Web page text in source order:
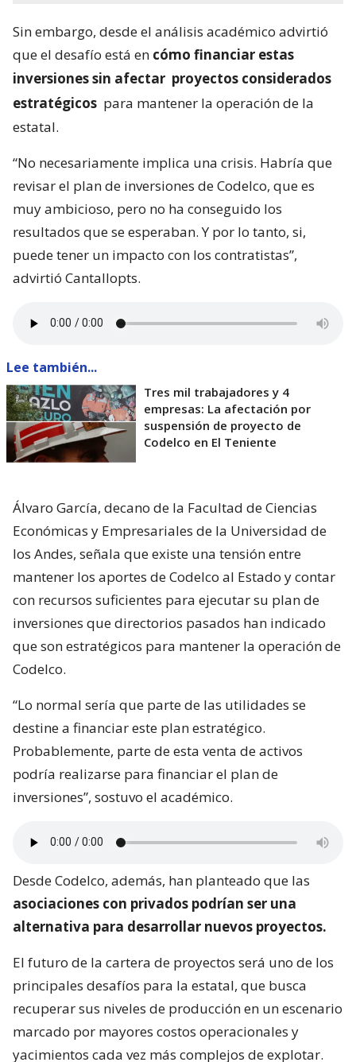
Sin embargo, desde el análisis académico advirtió
que el desafío está en cómo financiar estas
inversiones sin afectar proyectos considerados
estratégicos para mantener la operación de la
estatal.
“No necesariamente implica una crisis. Habría que
revisar el plan de inversiones de Codelco, que es
muy ambicioso, pero no ha conseguido los
resultados que se esperaban. Y por lo tanto, si,
puede tener un impacto con los contratistas”,
advirtió Cantallopts.
Lee también...
Tres mil trabajadores y 4
empresas: La afectación por
suspensión de proyecto de
Codelco en El Teniente
Álvaro García, decano de la Facultad de Ciencias
Económicas y Empresariales de la Universidad de
los Andes, señala que existe una tensión entre
mantener los aportes de Codelco al Estado y contar
con recursos suficientes para ejecutar su plan de
inversiones que directorios pasados han indicado
que son estratégicos para mantener la operación de
Codelco.
“Lo normal sería que parte de las utilidades se
destine a financiar este plan estratégico.
Probablemente, parte de esta venta de activos
podría realizarse para financiar el plan de
inversiones”, sostuvo el académico.
Desde Codelco, además, han planteado que las
asociaciones con privados podrían ser una
alternativa para desarrollar nuevos proyectos.
El futuro de la cartera de proyectos será uno de los
principales desafíos para la estatal, que busca
recuperar sus niveles de producción en un escenario
marcado por mayores costos operacionales y
yacimientos cada vez más complejos de explotar.